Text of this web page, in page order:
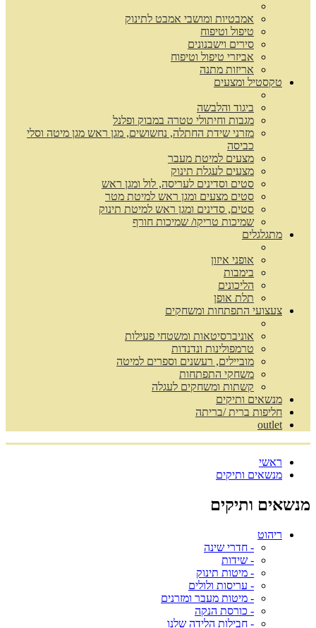
אמבטיות ומושבי אמבט לתינוק
טיפול וטיפוח
סירים וישבנונים
אביזרי טיפול וטיפוח
אריזות מתנה
טקסטיל ומצעים
ביגוד והלבשה
מגבות וחיתולי טטרה במבוק ופלנל
מזרני שידת החתלה, נחשושים, מגן ראש מגן מיטה וסלי
כביסה
מצעים למיטת מעבר
מצעים לעגלת תינוק
סטים וסדינים לעריסה, לול ומגן ראש
סטים מצעים ומגן ראש למיטת מטר
סטים, סדינים ומגן ראש למיטת תינוק
שמיכות טריקו/ שמיכות חורף
מתגלגלים
אופני איזון
בימבות
הליכונים
תלת אופן
צעצועי התפתחות ומשחקים
אוניברסיטאות ומשטחי פעילות
טרמפולינות ונדנדות
מוביילים, רעשנים וספרים למיטה
משחקי התפתחות
קשתות ומשחקים לעגלה
מנשאים ותיקים
חליפות ברית /בריתה
outlet
ראשי
מנשאים ותיקים
מנשאים ותיקים
ריהוט
- חדרי שינה
- שידות
- מיטות תינוק
- עריסות ולולים
- מיטות מעבר ומזרנים
- כורסת הנקה
- חבילות הלידה שלנו